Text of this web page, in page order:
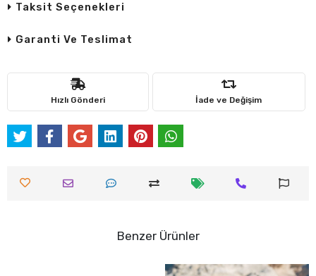
Taksit Seçenekleri
Garanti Ve Teslimat
Hızlı Gönderi İade ve Değişim
Benzer Ürünler